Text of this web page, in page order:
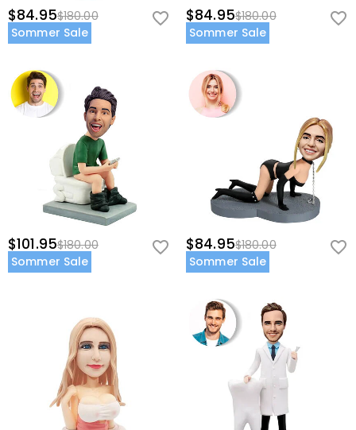
$84.95$180.00
Sommer Sale
$84.95$180.00
Sommer Sale
$101.95$180.00
Sommer Sale
$84.95$180.00
Sommer Sale